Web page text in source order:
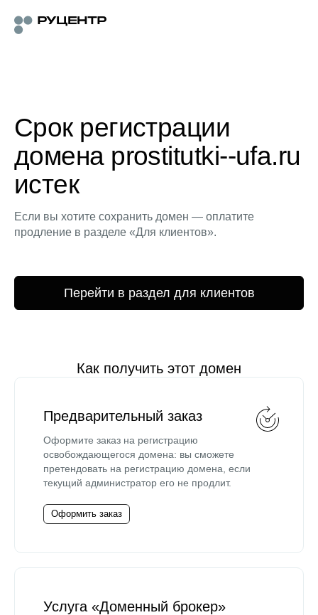
Срок регистрации
домена prostitutki--ufa.ru
истек
Если вы хотите сохранить домен — оплатите
продление в разделе «Для клиентов».
Перейти в раздел для клиентов
Как получить этот домен
Предварительный заказ
Оформите заказ на регистрацию
освобождающегося домена: вы сможете
претендовать на регистрацию домена, если
текущий администратор его не продлит.
Оформить заказ
Услуга «Доменный брокер»